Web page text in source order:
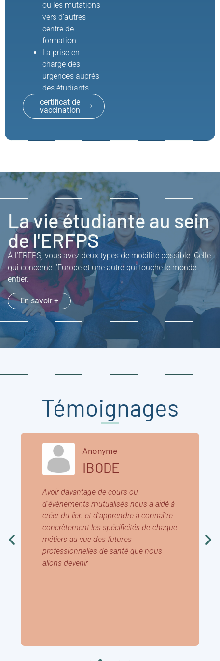
ou les mutations
vers d’autres
centre de
formation
La prise en
charge des
urgences auprès
des étudiants
certificat de
vaccination
La vie étudiante au sein
de l'ERFPS
À l’ERFPS, vous avez deux types de mobilité possible. Celle
qui concerne l’Europe et une autre qui touche le monde
entier.
En savoir +
Témoignages
Avoir davantage de cours ou
d'évènements mutualisés nous a aidé à
créer du lien et d'apprendre à connaître
concrètement les spécificités de chaque
métiers au vue des futures
professionnelles de santé que nous
allons devenir
Anonyme
IBODE